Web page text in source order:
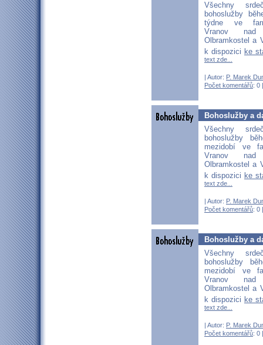
Všechny
bohoslužby
týdne ve
Vranov
Olbramkostel a
k dispozici ke
text zde...
| Autor: P. Marek
Počet komentářů: 0
Bohoslužby a
Všechny
bohoslužby
mezidobí ve
Vranov
Olbramkostel a
k dispozici ke
text zde...
| Autor: P. Marek
Počet komentářů: 0
Bohoslužby a
Všechny
bohoslužby
mezidobí ve
Vranov
Olbramkostel a
k dispozici ke
text zde...
| Autor: P. Marek
Počet komentářů: 0